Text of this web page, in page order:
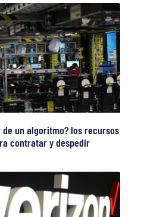
de un algoritmo? los recursos
contratar y despedir